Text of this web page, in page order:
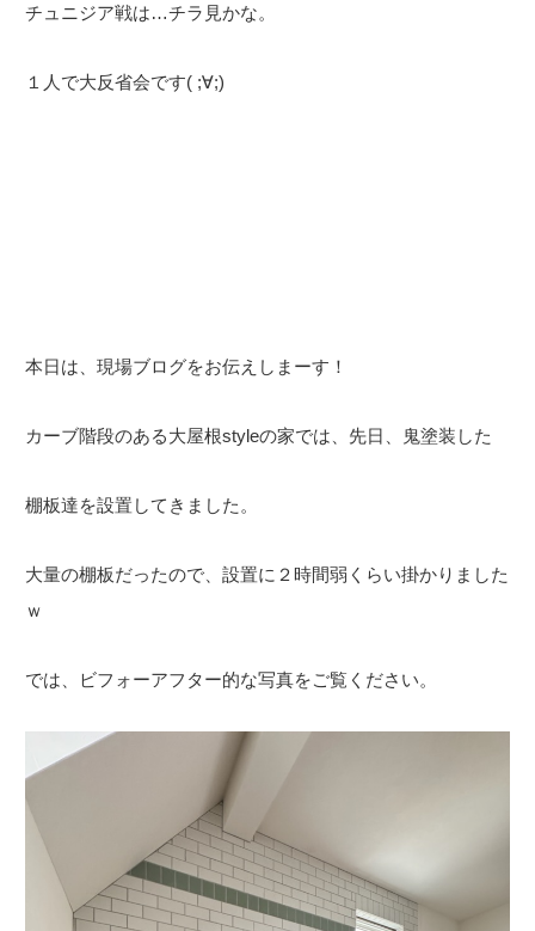
チュニジア戦は…チラ見かな。
１人で大反省会です( ;∀;)
本日は、現場ブログをお伝えしまーす！
カーブ階段のある大屋根styleの家では、先日、鬼塗装した
棚板達を設置してきました。
大量の棚板だったので、設置に２時間弱くらい掛かりました
ｗ
では、ビフォーアフター的な写真をご覧ください。